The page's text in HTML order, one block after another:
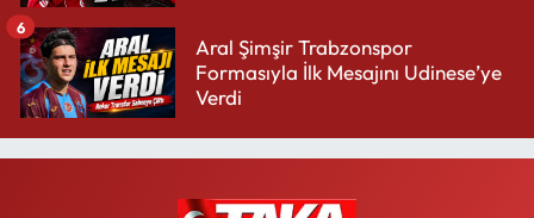
Aral Şimşir Trabzonspor
Formasıyla İlk Mesajını Udinese’ye
Verdi
6